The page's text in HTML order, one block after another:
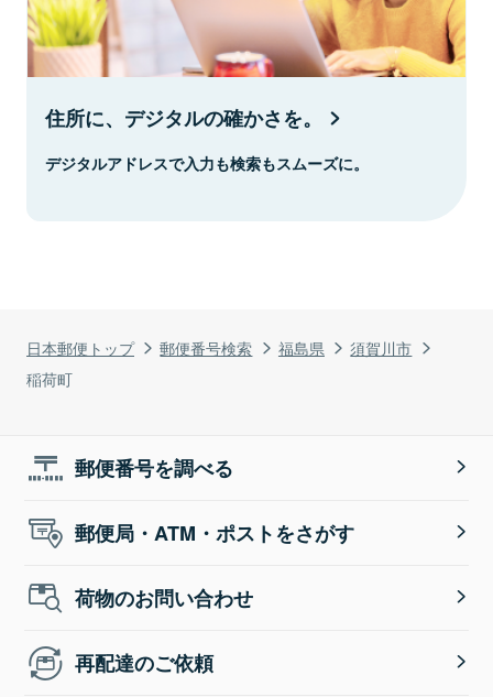
日本郵便トップ 郵便番号検索 福島県
須賀川市
稲荷町
住所に、デジタルの確かさを。
デジタルアドレスで入力も検索もスムーズに。
郵便番号を調べる
郵便局・ATM・ポストをさがす
荷物のお問い合わせ
再配達のご依頼